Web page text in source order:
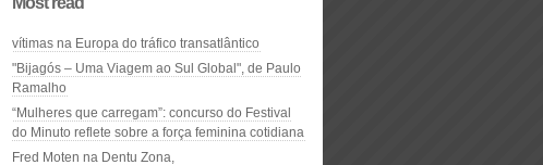
vítimas na Europa do tráfico transatlântico
"Bijagós – Uma Viagem ao Sul Global", de Paulo
Ramalho
“Mulheres que carregam”: concurso do Festival
do Minuto reflete sobre a força feminina cotidiana
Fred Moten na Dentu Zona,